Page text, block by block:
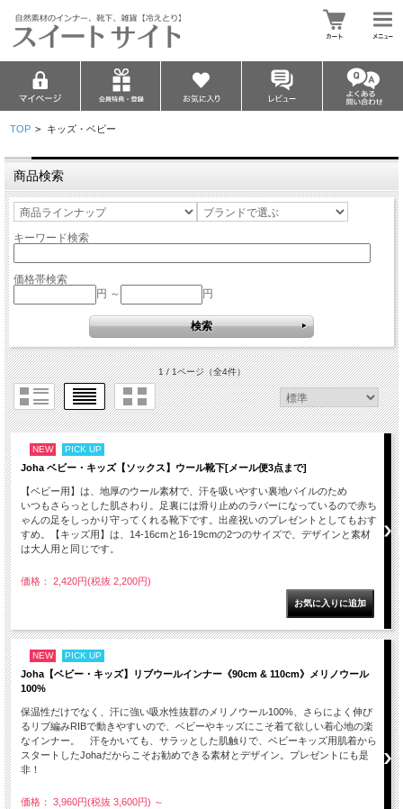
TOP > キッズ・ベビー
商品検索
キーワード検索
価格帯検索
円 ～
円
1 / 1ページ（全4件）
NEW PICK UP
Joha ベビー・キッズ【ソックス】ウール靴下[メール便3点まで]
【ベビー用】は、地厚のウール素材で、汗を吸いやすい裏地パイルのため
いつもさらっとした肌さわり。足裏には滑り止めのラバーになっているので赤ち
ゃんの足をしっかり守ってくれる靴下です。出産祝いのプレゼントとしてもおす
すめ。【キッズ用】は、14-16cmと16-19cmの2つのサイズで、デザインと素材
は大人用と同じです。
価格： 2,420円(税抜 2,200円)
NEW PICK UP
Joha【ベビー・キッズ】リブウールインナー《90cm & 110cm》メリノウール
100%
保温性だけでなく、汗に強い吸水性抜群のメリノウール100%、さらによく伸び
るリブ編みRIBで動きやすいので、ベビーやキッズにこそ着て欲しい着心地の楽
なインナー。 汗をかいても、サラッとした肌触りで、ベビーキッズ用肌着から
スタートしたJohaだからこそお勧めできる素材とデザイン。プレゼントにも是
非！
価格： 3,960円(税抜 3,600円) ～